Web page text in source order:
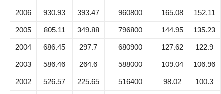
2006 930.93 393.47 960800 165.08 152.11
2005 805.11 349.88 796800 144.95 135.23
2004 686.45 297.7 680900 127.62 122.9
2003 586.46 264.6 588000 109.04 106.96
2002 526.57 225.65 516400 98.02 100.3